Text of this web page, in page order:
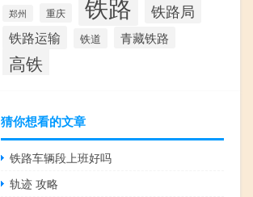
郑州 重庆 铁路局
铁路运输 铁道 青藏铁路
高铁
猜你想看的文章
铁路车辆段上班好吗
轨迹 攻略